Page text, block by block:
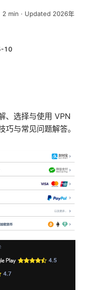
2 min · Updated 2026年
10
、选择与使用 VPN
与常见问题解答。